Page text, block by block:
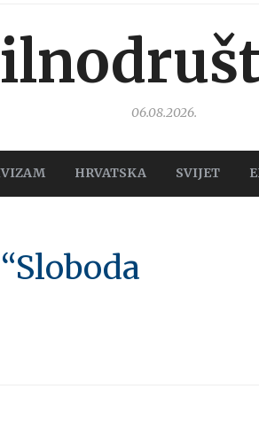
06.08.2026.
HRVATSKA SVIJET